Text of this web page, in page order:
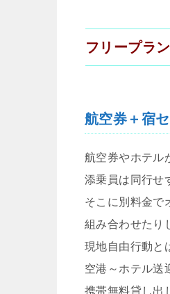
フリープラン
航空券＋宿
航空券やホテル
添乗員は同行せ
そこに別料金で
組み合わせたり
現地自由行動と
空港～ホテル送
携帯無料貸し出